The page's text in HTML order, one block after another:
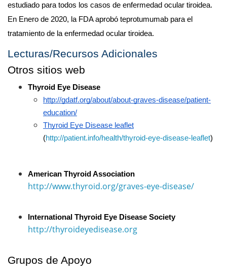
estudiado para todos los casos de enfermedad ocular tiroidea.
En Enero de 2020, la FDA aprobó teprotumumab para el
tratamiento de la enfermedad ocular tiroidea.
Lecturas/Recursos Adicionales
Otros sitios web
Thyroid Eye Disease
http://gdatf.org/about/about-graves-disease/patient-
education/
Thyroid Eye Disease leaflet
(http://patient.info/health/thyroid-eye-disease-leaflet)
American Thyroid Association
http://www.thyroid.org/graves-eye-disease/
International Thyroid Eye Disease Society
http://thyroideyedisease.org
Grupos de Apoyo